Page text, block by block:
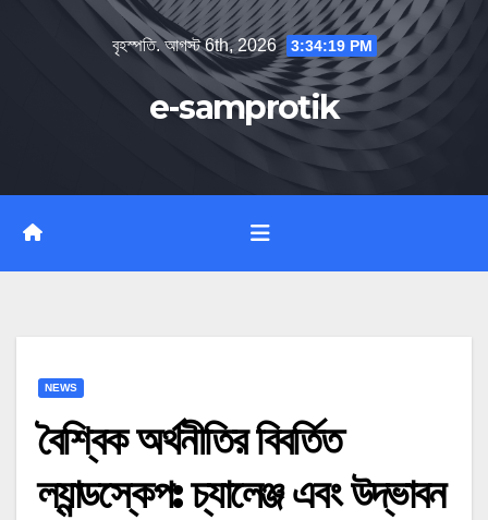
বৃহস্পতি. আগস্ট 6th, 2026 3:34:20 PM
e-samprotik
NEWS
বৈশ্বিক অর্থনীতির বিবর্তিত
ল্যান্ডস্কেপ: চ্যালেঞ্জ এবং উদ্ভাবন